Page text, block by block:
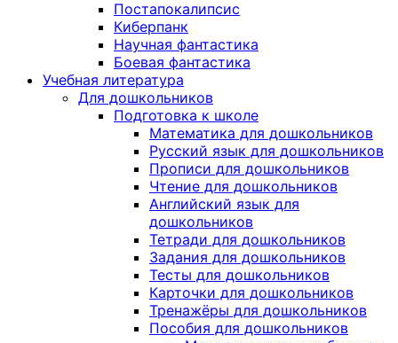
Постапокалипсис
Киберпанк
Научная фантастика
Боевая фантастика
Учебная литература
Для дошкольников
Подготовка к школе
Математика для дошкольников
Русский язык для дошкольников
Прописи для дошкольников
Чтение для дошкольников
Английский язык для
дошкольников
Тетради для дошкольников
Задания для дошкольников
Тесты для дошкольников
Карточки для дошкольников
Тренажёры для дошкольников
Пособия для дошкольников